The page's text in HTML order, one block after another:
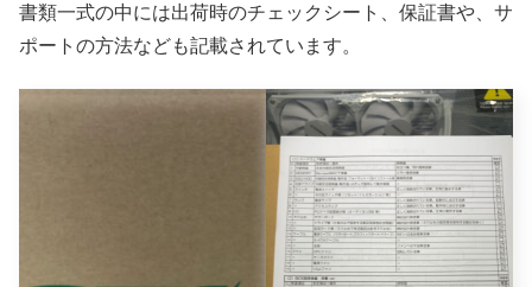
書類一式の中には出荷時のチェックシート、保証書や、サ
ポートの方法なども記載されています。